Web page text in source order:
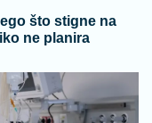
što stigne na
ne planira